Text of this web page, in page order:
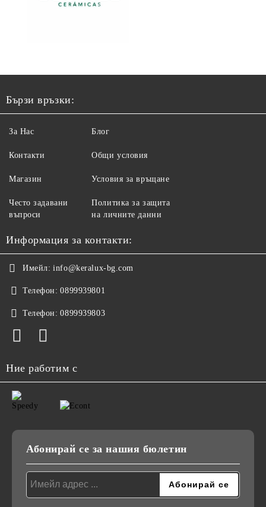
Бързи връзки:
За Нас
Контакти
Магазин
Често задавани
въпроси
Блог
Общи условия
Условия за връщане
Политика за защита
на личните данни
Информация за контакти:
Имейл: info@keralux-bg.com
Телефон: 0899939801
Телефон: 0899939803
Ние работим с
Абонирай се за нашия бюлетин